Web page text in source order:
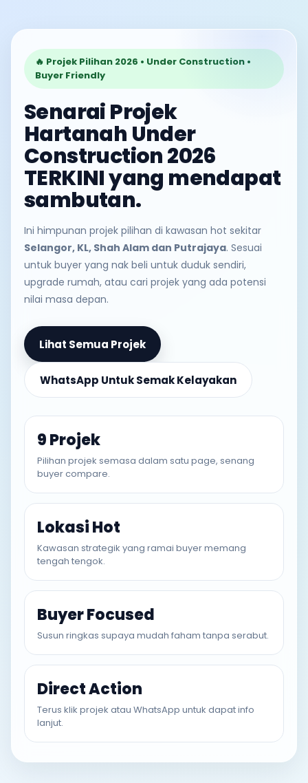
🔥 Projek Pilihan 2026 • Under Construction •
Buyer Friendly
Senarai Projek
Hartanah Under
Construction 2026
TERKINI yang mendapat
sambutan.
Ini himpunan projek pilihan di kawasan hot sekitar
Selangor, KL, Shah Alam dan Putrajaya. Sesuai
untuk buyer yang nak beli untuk duduk sendiri,
upgrade rumah, atau cari projek yang ada potensi
nilai masa depan.
Lihat Semua Projek
WhatsApp Untuk Semak Kelayakan
9 Projek
Pilihan projek semasa dalam satu page, senang
buyer compare.
Lokasi Hot
Kawasan strategik yang ramai buyer memang
tengah tengok.
Buyer Focused
Susun ringkas supaya mudah faham tanpa serabut.
Direct Action
Terus klik projek atau WhatsApp untuk dapat info
lanjut.